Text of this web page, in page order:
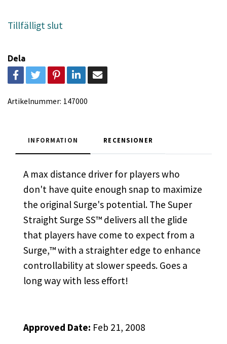
Tillfälligt slut
Dela
Artikelnummer: 147000
INFORMATION RECENSIONER
A max distance driver for players who
don't have quite enough snap to maximize
the original Surge's potential. The Super
Straight Surge SS™ delivers all the glide
that players have come to expect from a
Surge,™ with a straighter edge to enhance
controllability at slower speeds. Goes a
long way with less effort!
Approved Date: Feb 21, 2008